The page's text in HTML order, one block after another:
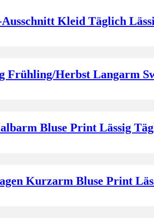
Kleid Täglich
Frühling/Herbst Langarm
Bluse Print Lässig
Kurzarm Bluse Print